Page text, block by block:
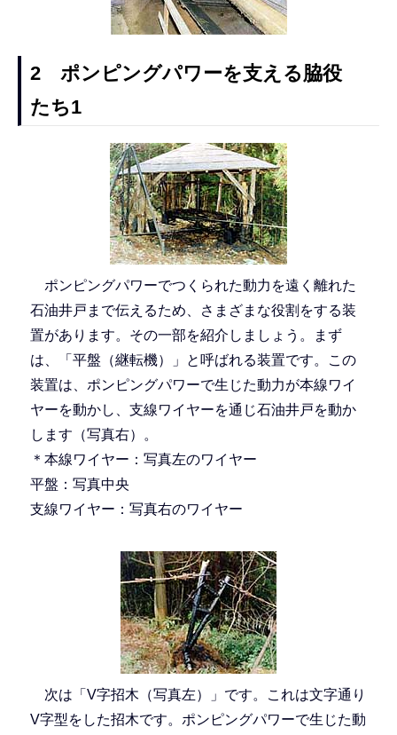
2 ポンピングパワーを支える脇役
たち1
ポンピングパワーでつくられた動力を遠く離れた
石油井戸まで伝えるため、さまざまな役割をする装
置があります。その一部を紹介しましょう。まず
は、「平盤（継転機）」と呼ばれる装置です。この
装置は、ポンピングパワーで生じた動力が本線ワイ
ヤーを動かし、支線ワイヤーを通じ石油井戸を動か
します（写真右）。
＊本線ワイヤー：写真左のワイヤー
平盤：写真中央
支線ワイヤー：写真右のワイヤー
次は「V字招木（写真左）」です。これは文字通り
V字型をした招木です。ポンピングパワーで生じた動